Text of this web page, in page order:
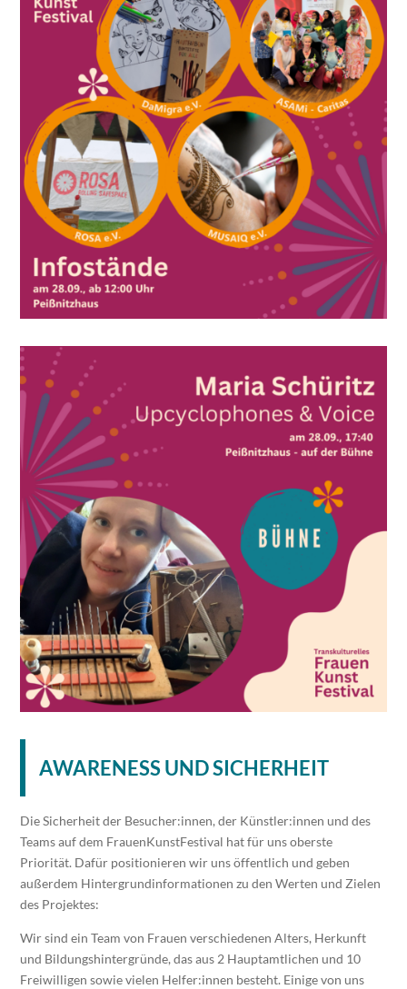
AWARENESS UND SICHERHEIT
Die Sicherheit der Besucher:innen, der Künstler:innen und des
Teams auf dem FrauenKunstFestival hat für uns oberste
Priorität. Dafür positionieren wir uns öffentlich und geben
außerdem Hintergrundinformationen zu den Werten und Zielen
des Projektes:
Wir sind ein Team von Frauen verschiedenen Alters, Herkunft
und Bildungshintergründe, das aus 2 Hauptamtlichen und 10
Freiwilligen sowie vielen Helfer:innen besteht. Einige von uns